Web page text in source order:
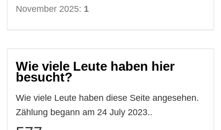
November 2025: 1
Wie viele Leute haben hier
besucht?
Wie viele Leute haben diese Seite angesehen.
Zählung begann am 24 July 2023..